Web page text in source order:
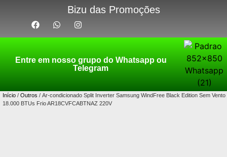
Bizu das Promoções
Entre em nosso grupo do Whatsapp ou
Telegram
Início / Outros / Ar-condicionado Split Inverter Samsung WindFree Black Edition Sem Vento
18.000 BTUs Frio AR18CVFCABTNAZ 220V